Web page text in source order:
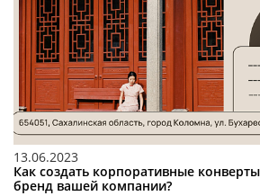
13.06.2023
Как создать корпоративные
бренд вашей компании?